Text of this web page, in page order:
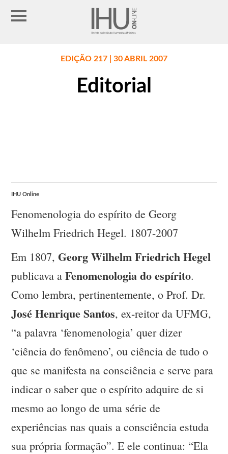
EDIÇÃO 217 | 30 ABRIL 2007
Editorial
IHU Online
Fenomenologia do espírito de Georg
Wilhelm Friedrich Hegel. 1807-2007
Em 1807,Georg Wilhelm Friedrich Hegel
publicava aFenomenologia do espírito.
Como lembra, pertinentemente, o Prof. Dr.
José Henrique Santos, ex-reitor da UFMG,
“a palavra ‘fenomenologia’ quer dizer
‘ciência do fenômeno’, ou ciência de tudo o
que se manifesta na consciência e serve para
indicar o saber que o espírito adquire de si
mesmo ao longo de uma série de
experiências nas quais a consciência estuda
sua própria formação”. E ele continua: “Ela